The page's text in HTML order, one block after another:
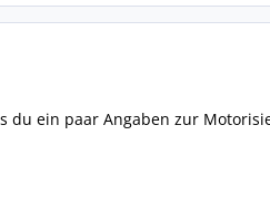
du ein paar Angaben zur